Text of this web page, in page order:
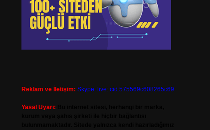
Reklam ve İletişim: Skype: live:.cid.575569c608265c69
Yasal Uyarı: